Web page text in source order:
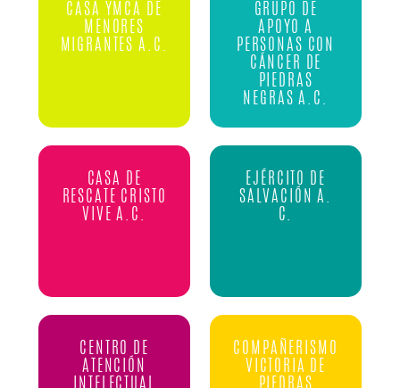
CASA YMCA DE
MENORES
MIGRANTES A.C.
GRUPO DE
APOYO A
PERSONAS CON
CÁNCER DE
PIEDRAS
NEGRAS A.C.
CASA DE
RESCATE CRISTO
VIVE A.C.
EJÉRCITO DE
SALVACIÓN A.
C.
CENTRO DE
ATENCIÓN
COMPAÑERISMO
VICTORIA DE